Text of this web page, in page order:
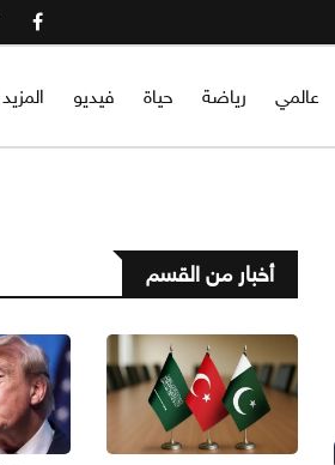
عالمي رياضة حياة فيديو المزيد
أخبار من القسم